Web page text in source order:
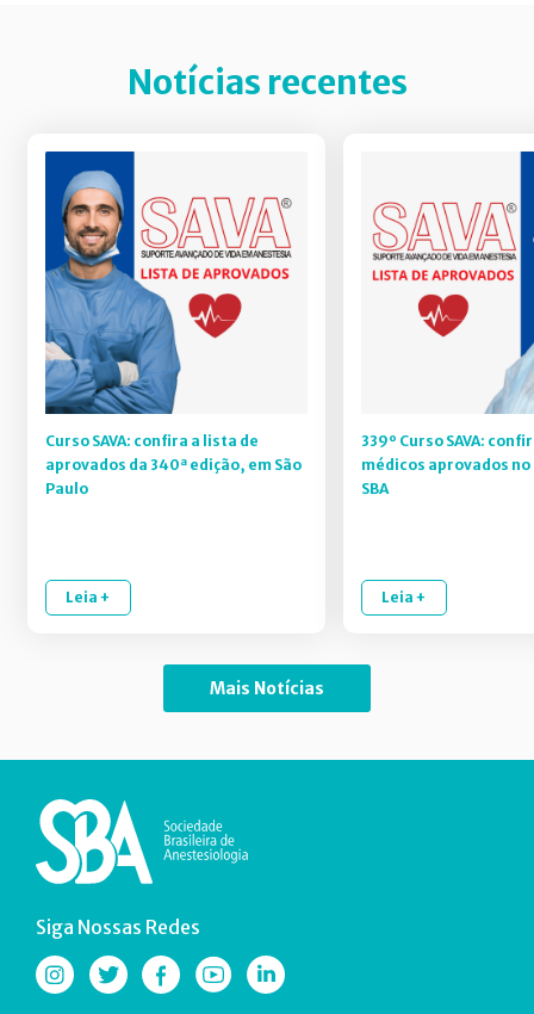
Notícias recentes
Curso SAVA: confira a lista de
aprovados da 340ª edição, em São
Paulo
Leia +
339º Curso SAVA:
médicos aprovados
SBA
Leia +
Mais Notícias
Siga Nossas Redes